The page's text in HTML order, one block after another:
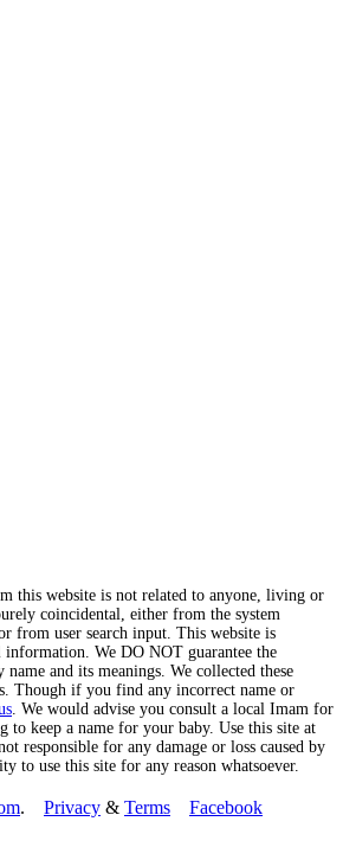
this website is not related to anyone, living or
coincidental, either from the system
from user search input. This website is
We DO NOT guarantee the
and its meanings. We collected these
Though if you find any incorrect name or
. We would advise you consult a local Imam for
to keep a name for your baby. Use this site at
responsible for any damage or loss caused by
to use this site for any reason whatsoever.
. Privacy & Terms
Facebook